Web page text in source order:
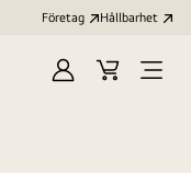
Företag Hållbarhet
LoggaKundvagn